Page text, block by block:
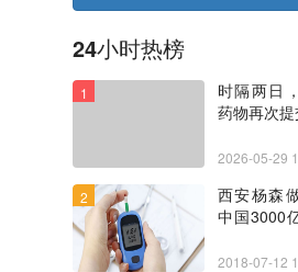
24小时热榜
1
时隔两日
药物再次
2026-05-29
2
西安杨森
中国3000
2018-07-12